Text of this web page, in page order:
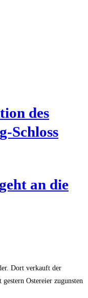
des
Schloss
an die
Dort verkauft der
Ostereier zugunsten